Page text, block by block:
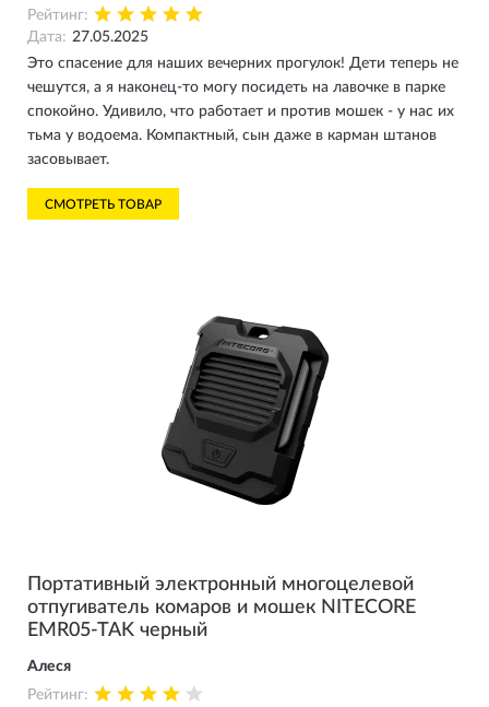
Рейтинг:
Дата: 27.05.2025
Это спасение для наших вечерних прогулок! Дети теперь не
чешутся, а я наконец-то могу посидеть на лавочке в парке
спокойно. Удивило, что работает и против мошек - у нас их
тьма у водоема. Компактный, сын даже в карман штанов
засовывает.
СМОТРЕТЬ ТОВАР
Портативный электронный многоцелевой
отпугиватель комаров и мошек NITECORE
EMR05-TAK черный
Алеся
Рейтинг: